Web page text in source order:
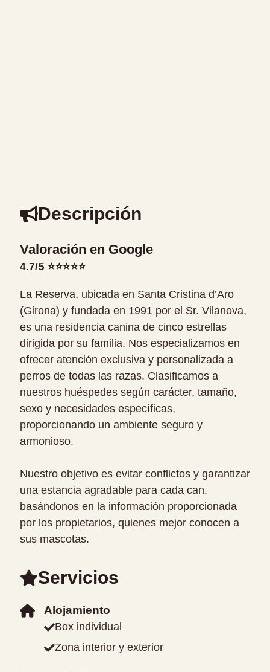
Descripción
Valoración en Google
4.7/5 ⭐⭐⭐⭐⭐
La Reserva, ubicada en Santa Cristina d’Aro
(Girona) y fundada en 1991 por el Sr. Vilanova,
es una residencia canina de cinco estrellas
dirigida por su familia. Nos especializamos en
ofrecer atención exclusiva y personalizada a
perros de todas las razas. Clasificamos a
nuestros huéspedes según carácter, tamaño,
sexo y necesidades específicas,
proporcionando un ambiente seguro y
armonioso.
Nuestro objetivo es evitar conflictos y garantizar
una estancia agradable para cada can,
basándonos en la información proporcionada
por los propietarios, quienes mejor conocen a
sus mascotas.
Servicios
Alojamiento
Box individual
Zona interior y exterior